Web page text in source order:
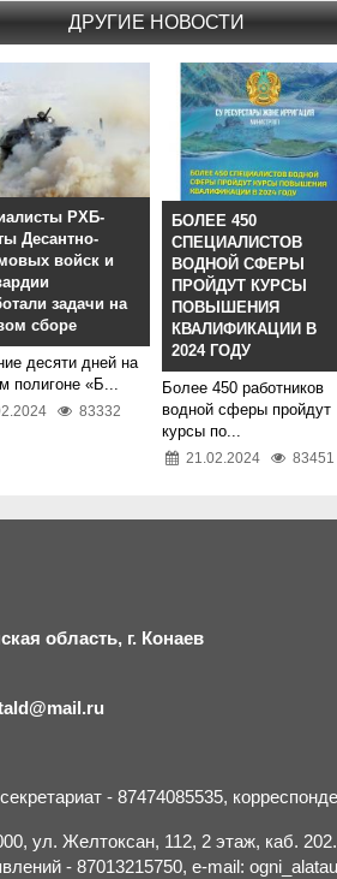
ДРУГИЕ НОВОСТИ
РХБ-
Десантно-
войск и
задачи на
сборе
десяти дней на
полигоне «Б...
83332
БОЛЕЕ 450
СПЕЦИАЛИСТОВ
ВОДНОЙ СФЕРЫ
ПРОЙДУТ КУРСЫ
ПОВЫШЕНИЯ
КВАЛИФИКАЦИИ В
2024 ГОДУ
Более 450 работников
водной сферы пройдут
курсы по...
21.02.2024 83451
область, г. Конаев
- 87474085535,
ул. Желтоксан, 112, 2 этаж, каб. 202.
- 87013215750, e-mail: